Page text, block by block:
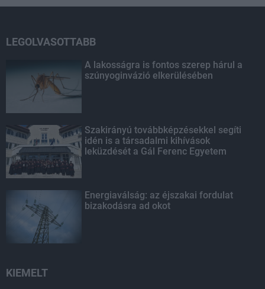
LEGOLVASOTTABB
A lakosságra is fontos szerep hárul a
szúnyoginvázió elkerülésében
Szakirányú továbbképzésekkel segíti
idén is a társadalmi kihívások
leküzdését a Gál Ferenc Egyetem
Energiaválság: az éjszakai fordulat
bizakodásra ad okot
KIEMELT